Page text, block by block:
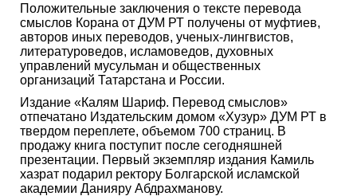
Положительные заключения о тексте перевода
смыслов Корана от ДУМ РТ получены от муфтиев,
авторов иных переводов, ученых-лингвистов,
литературоведов, исламоведов, духовных
управлений мусульман и общественных
организаций Татарстана и России.
Издание «Калям Шариф. Перевод смыслов»
отпечатано Издательским домом «Хузур» ДУМ РТ в
твердом переплете, объемом 700 страниц. В
продажу книга поступит после сегодняшней
презентации. Первый экземпляр издания Камиль
хазрат подарил ректору Болгарской исламской
академии Данияру Абдрахманову.